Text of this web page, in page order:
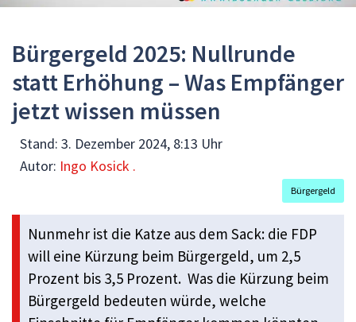
Bürgergeld 2025: Nullrunde
statt Erhöhung – Was Empfänger
jetzt wissen müssen
Stand: 3. Dezember 2024, 8:13 Uhr
Autor: Ingo Kosick .
Bürgergeld
Nunmehr ist die Katze aus dem Sack: die FDP
will eine Kürzung beim Bürgergeld, um 2,5
Prozent bis 3,5 Prozent. Was die Kürzung beim
Bürgergeld bedeuten würde, welche